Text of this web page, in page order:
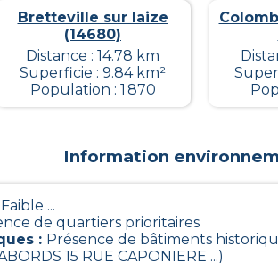
Bretteville sur laize
(14680)
Distance : 14.78 km
Superficie : 9.84 km²
Population : 1 870
Information
...
de quartiers prioritaires
: Présence de bâtiments
15 RUE CAPONIERE ...)